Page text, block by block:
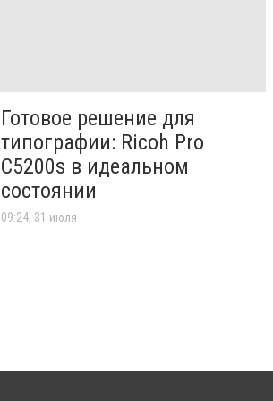
Готовое решение для
типографии: Ricoh Pro
C5200s в идеальном
состоянии
09:24, 31 июля